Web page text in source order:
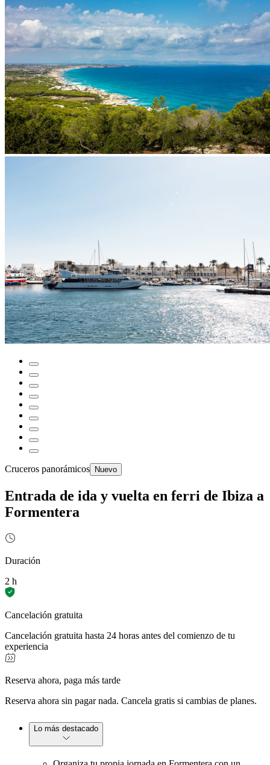
Cruceros panorámicos Nuevo
Entrada de ida y vuelta en ferri de Ibiza a
Formentera
Duración
2 h
Cancelación gratuita
Cancelación gratuita hasta 24 horas antes del comienzo de tu
experiencia
Reserva ahora, paga más tarde
Reserva ahora sin pagar nada. Cancela gratis si cambias de planes.
Lo más destacado